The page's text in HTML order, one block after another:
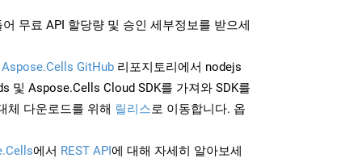
무료 API 할당량 및 승인 세부정보를 받으세
Aspose.Cells GitHub 리포지토리에서 nodejs
및 Aspose.Cells Cloud SDK를 가져와 SDK를
체 다운로드를 위해 릴리스로 이동합니다. 옵
에서 REST API에 대해 자세히 알아보세